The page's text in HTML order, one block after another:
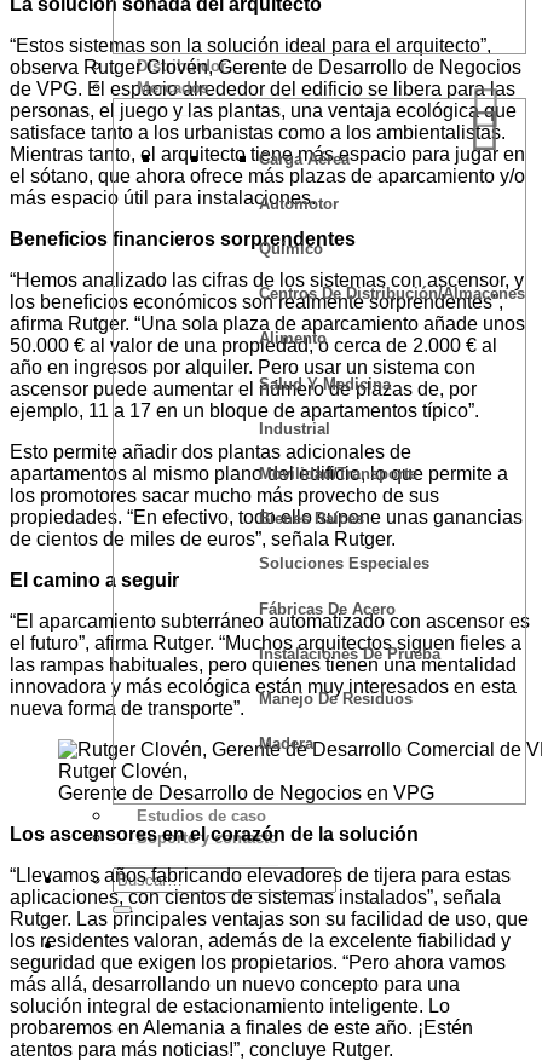
Distribuidor
Mercados
Carga Aérea
Automotor
Químico
Centros De Distribución/Almacenes
Alimento
Salud Y Medicina
Industrial
Movilidad/Transporte
Bienes Raíces
Soluciones Especiales
Fábricas De Acero
Instalaciones De Prueba
Manejo De Residuos
Madera
Estudios de caso
Soporte y contacto
Cotización
La solución soñada del arquitecto
“Estos sistemas son la solución ideal para el arquitecto”,
observa Rutger Clovén, Gerente de Desarrollo de Negocios
de VPG. El espacio alrededor del edificio se libera para las
personas, el juego y las plantas, una ventaja ecológica que
satisface tanto a los urbanistas como a los ambientalistas.
Mientras tanto, el arquitecto tiene más espacio para jugar en
el sótano, que ahora ofrece más plazas de aparcamiento y/o
más espacio útil para instalaciones.
Beneficios financieros sorprendentes
“Hemos analizado las cifras de los sistemas con ascensor, y
los beneficios económicos son realmente sorprendentes”,
afirma Rutger. “Una sola plaza de aparcamiento añade unos
50.000 € al valor de una propiedad, o cerca de 2.000 € al
año en ingresos por alquiler. Pero usar un sistema con
ascensor puede aumentar el número de plazas de, por
ejemplo, 11 a 17 en un bloque de apartamentos típico”.
Esto permite añadir dos plantas adicionales de
apartamentos al mismo plano del edificio, lo que permite a
los promotores sacar mucho más provecho de sus
propiedades. “En efectivo, todo ello supone unas ganancias
de cientos de miles de euros”, señala Rutger.
El camino a seguir
“El aparcamiento subterráneo automatizado con ascensor es
el futuro”, afirma Rutger. “Muchos arquitectos siguen fieles a
las rampas habituales, pero quienes tienen una mentalidad
innovadora y más ecológica están muy interesados en esta
nueva forma de transporte”.
Rutger Clovén,
Gerente de Desarrollo de Negocios en VPG
Los ascensores en el corazón de la solución
“Llevamos años fabricando elevadores de tijera para estas
aplicaciones, con cientos de sistemas instalados”, señala
Rutger. Las principales ventajas son su facilidad de uso, que
los residentes valoran, además de la excelente fiabilidad y
seguridad que exigen los propietarios. “Pero ahora vamos
más allá, desarrollando un nuevo concepto para una
solución integral de estacionamiento inteligente. Lo
probaremos en Alemania a finales de este año. ¡Estén
atentos para más noticias!”, concluye Rutger.